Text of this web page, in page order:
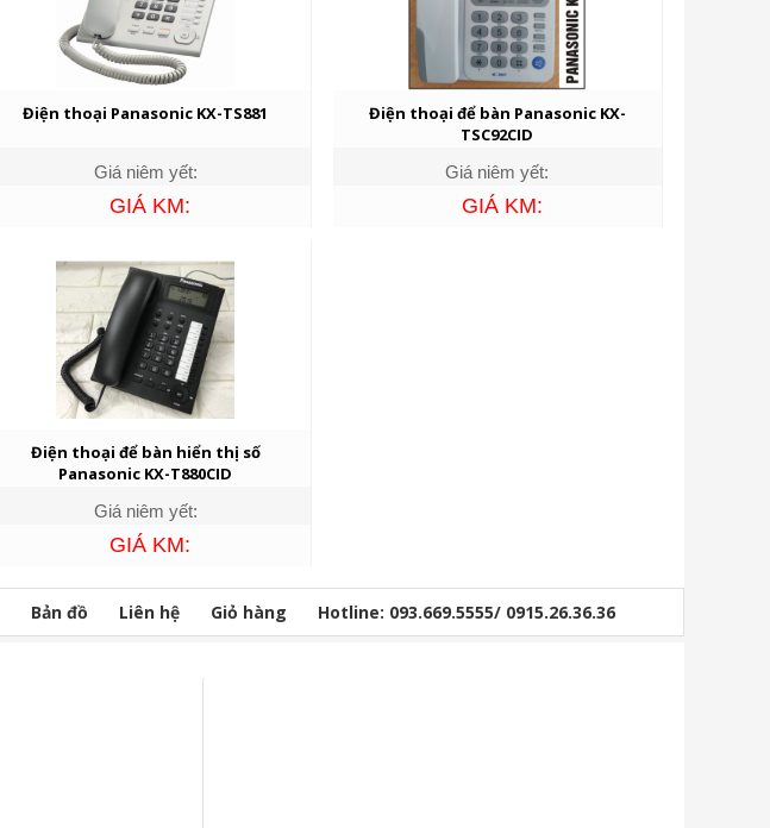
Điện thoại Panasonic KX-TS881
Giá niêm yết:
GIÁ KM:
Điện thoại để bàn Panasonic KX-
TSC92CID
Giá niêm yết:
GIÁ KM:
Điện thoại để bàn hiển thị số
Panasonic KX-T880CID
Giá niêm yết:
GIÁ KM:
Bản đồ Liên hệ Giỏ hàng Hotline: 093.669.5555/ 0915.26.36.36